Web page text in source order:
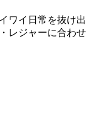
ワイ日常を抜け出
レジャーに合わせ